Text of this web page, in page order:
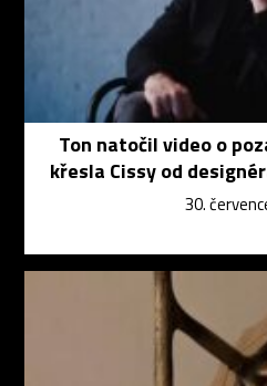
Ton natočil video o
křesla Cissy od
30.